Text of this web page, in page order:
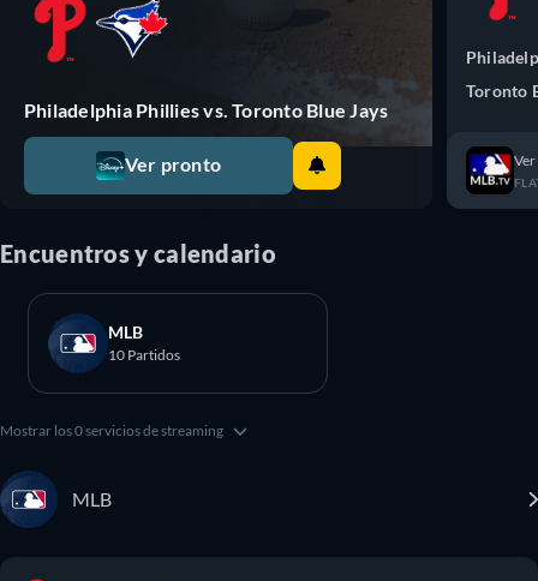
Philadelphia Phillies vs. Toronto Blue Jays
Ver pronto
Toronto
Encuentros y calendario
MLB
10 Partidos
Mostrar los 0 servicios de streaming
MLB